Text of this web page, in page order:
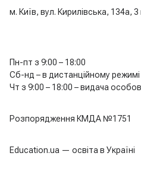
м. Київ, вул. Кирилівська, 134а,
Пн-пт з 9:00 – 18:00
Сб-нд – в дистанційному режимі
Чт з 9:00 – 18:00 – видача
Розпорядження КМДА №1751
Education.ua — освіта в Україні